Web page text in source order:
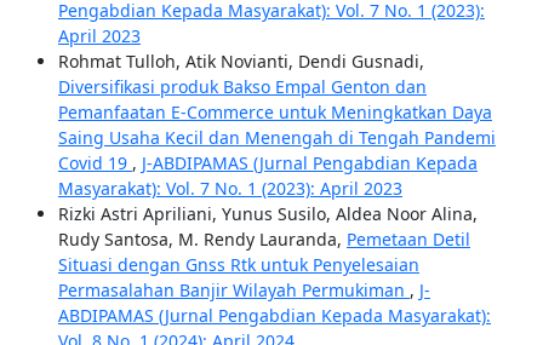
Pengabdian Kepada Masyarakat): Vol. 7 No. 1 (2023):
April 2023
Rohmat Tulloh, Atik Novianti, Dendi Gusnadi,
Diversifikasi produk Bakso Empal Genton dan
Pemanfaatan E-Commerce untuk Meningkatkan Daya
Saing Usaha Kecil dan Menengah di Tengah Pandemi
Covid 19 , J-ABDIPAMAS (Jurnal Pengabdian Kepada
Masyarakat): Vol. 7 No. 1 (2023): April 2023
Rizki Astri Apriliani, Yunus Susilo, Aldea Noor Alina,
Rudy Santosa, M. Rendy Lauranda, Pemetaan Detil
Situasi dengan Gnss Rtk untuk Penyelesaian
Permasalahan Banjir Wilayah Permukiman , J-
ABDIPAMAS (Jurnal Pengabdian Kepada Masyarakat):